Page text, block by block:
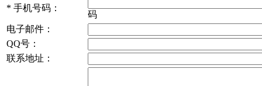
* 手机号码：
码
电子邮件：
QQ号：
联系地址：